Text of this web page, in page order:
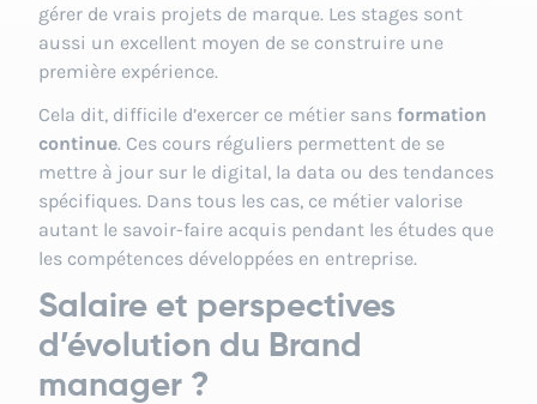
gérer de vrais projets de marque. Les stages sont
aussi un excellent moyen de se construire une
première expérience.
Cela dit, difficile d’exercer ce métier sans formation
continue. Ces cours réguliers permettent de se
mettre à jour sur le digital, la data ou des tendances
spécifiques. Dans tous les cas, ce métier valorise
autant le savoir-faire acquis pendant les études que
les compétences développées en entreprise.
Salaire et perspectives
d’évolution du Brand
manager ?